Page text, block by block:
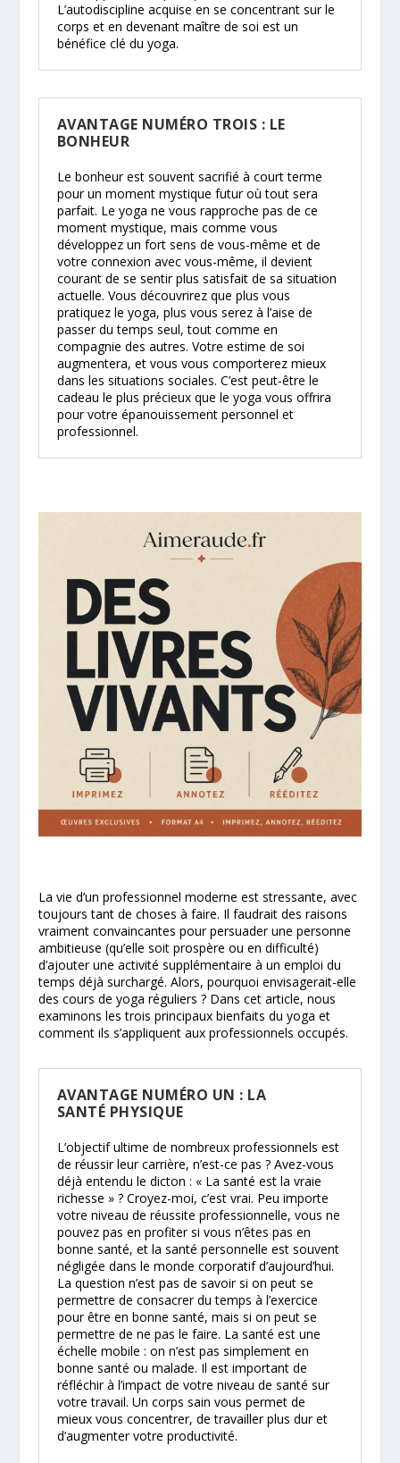
L’autodiscipline acquise en se concentrant sur le
corps et en devenant maître de soi est un
bénéfice clé du yoga.
AVANTAGE NUMÉRO TROIS : LE
BONHEUR
Le bonheur est souvent sacrifié à court terme
pour un moment mystique futur où tout sera
parfait. Le yoga ne vous rapproche pas de ce
moment mystique, mais comme vous
développez un fort sens de vous-même et de
votre connexion avec vous-même, il devient
courant de se sentir plus satisfait de sa situation
actuelle. Vous découvrirez que plus vous
pratiquez le yoga, plus vous serez à l’aise de
passer du temps seul, tout comme en
compagnie des autres. Votre estime de soi
augmentera, et vous vous comporterez mieux
dans les situations sociales. C’est peut-être le
cadeau le plus précieux que le yoga vous offrira
pour votre épanouissement personnel et
professionnel.
La vie d’un professionnel moderne est stressante, avec
toujours tant de choses à faire. Il faudrait des raisons
vraiment convaincantes pour persuader une personne
ambitieuse (qu’elle soit prospère ou en difficulté)
d’ajouter une activité supplémentaire à un emploi du
temps déjà surchargé. Alors, pourquoi envisagerait-elle
des cours de yoga réguliers ? Dans cet article, nous
examinons les trois principaux bienfaits du yoga et
comment ils s’appliquent aux professionnels occupés.
AVANTAGE NUMÉRO UN : LA
SANTÉ PHYSIQUE
L’objectif ultime de nombreux professionnels est
de réussir leur carrière, n’est-ce pas ? Avez-vous
déjà entendu le dicton : « La santé est la vraie
richesse » ? Croyez-moi, c’est vrai. Peu importe
votre niveau de réussite professionnelle, vous ne
pouvez pas en profiter si vous n’êtes pas en
bonne santé, et la santé personnelle est souvent
négligée dans le monde corporatif d’aujourd’hui.
La question n’est pas de savoir si on peut se
permettre de consacrer du temps à l’exercice
pour être en bonne santé, mais si on peut se
permettre de ne pas le faire. La santé est une
échelle mobile : on n’est pas simplement en
bonne santé ou malade. Il est important de
réfléchir à l’impact de votre niveau de santé sur
votre travail. Un corps sain vous permet de
mieux vous concentrer, de travailler plus dur et
d’augmenter votre productivité.